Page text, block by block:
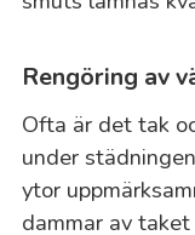
Rengöring av
Ofta är det tak
under
ytor
dammar av